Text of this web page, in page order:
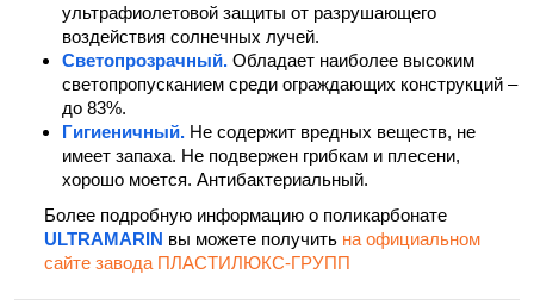
ультрафиолетовой защиты от разрушающего
воздействия солнечных лучей.
Светопрозрачный. Обладает наиболее высоким
светопропусканием среди ограждающих конструкций –
до 83%.
Гигиеничный. Не содержит вредных веществ, не
имеет запаха. Не подвержен грибкам и плесени,
хорошо моется. Антибактериальный.
Более подробную информацию о поликарбонате
ULTRAMARIN вы можете получить на официальном
сайте завода ПЛАСТИЛЮКС-ГРУПП